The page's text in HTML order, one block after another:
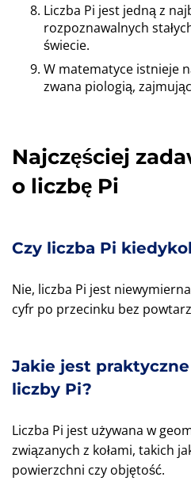
Liczba Pi jest jedną z
rozpoznawalnych
świecie.
W matematyce istnieje
zwana piologią,
Najczęściej
o liczbę Pi
Czy liczba Pi
Nie, liczba Pi jest
cyfr po przecinku bez
Jakie jest
liczby Pi?
Liczba Pi jest używana w
związanych z kołami, takich
powierzchni czy objętość.